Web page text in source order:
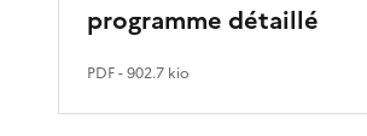
programme détaillé
PDF- 902.7 kio